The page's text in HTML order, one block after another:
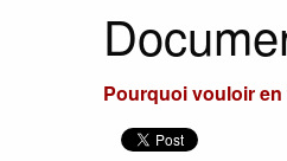
Pourquoi vouloir